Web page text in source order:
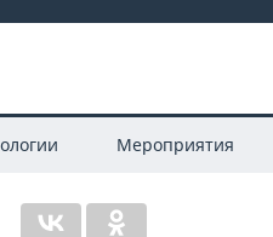
Мероприятия